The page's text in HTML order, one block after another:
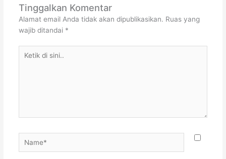
Tinggalkan Komentar
Alamat email Anda tidak akan dipublikasikan. Ruas yang
wajib ditandai *
Ketik
Name*